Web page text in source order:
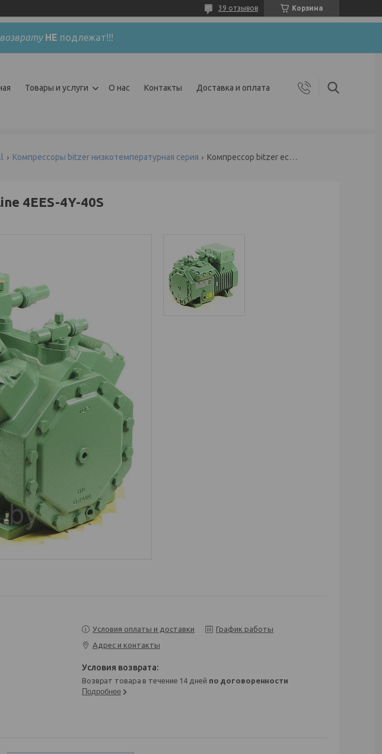
Корзина
39 отзывов
возврату НЕ подлежат!!!
Товары и услуги О нас Контакты Доставка и оплата
Компрессоры bitzer низкотемпературная серия Компрессор bitzer ecoline 4ees-4y-40s
4EES-4Y-40S
Условия оплаты и доставки
График работы
Адрес и контакты
возврат товара в течение 14 дней по договоренности
Подробнее